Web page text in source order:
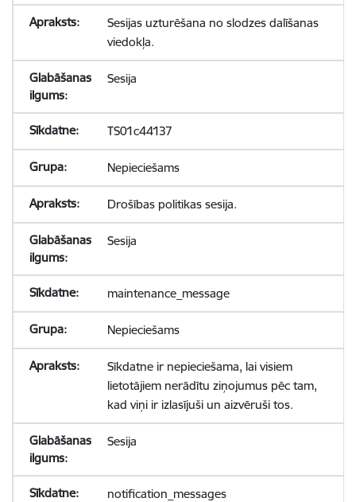
Sesijas uzturēšana no slodzes dalīšanas
viedokļa.
Sesija
TS01c44137
Nepieciešams
Drošības politikas sesija.
Sesija
maintenance_message
Nepieciešams
Sīkdatne ir nepieciešama, lai visiem
lietotājiem nerādītu ziņojumus pēc tam,
kad viņi ir izlasījuši un aizvēruši tos.
Sesija
notification_messages